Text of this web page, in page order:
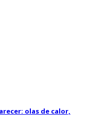
olas de calor,